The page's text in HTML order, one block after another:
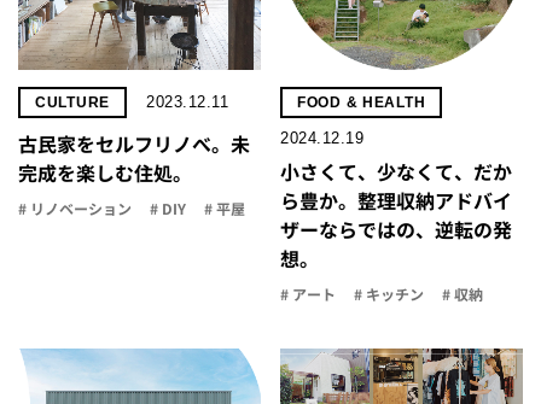
CULTURE 2023.12.11
古民家をセルフリノべ。未
完成を楽しむ住処。
# リノベーション # DIY # 平屋
FOOD & HEALTH
2024.12.19
小さくて、少なくて、だか
ら豊か。整理収納アドバイ
ザーならではの、逆転の発
想。
# アート # キッチン # 収納